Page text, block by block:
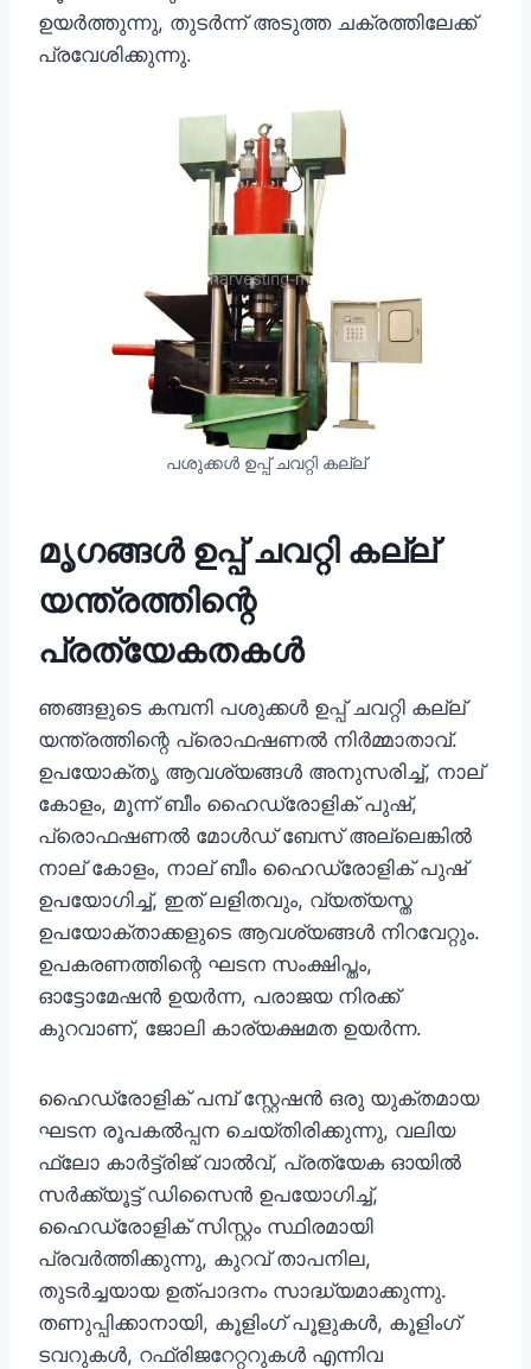
ഉയർത്തുന്നു, തുടർന്ന് അടുത്ത ചക്രത്തിലേക്ക്
പ്രവേശിക്കുന്നു.
പശുക്കൾ ഉപ്പ് ചവറ്റി കല്ല്
മൃഗങ്ങൾ ഉപ്പ് ചവറ്റി കല്ല്
യന്ത്രത്തിന്റെ
പ്രത്യേകതകൾ
ഞങ്ങളുടെ കമ്പനി പശുക്കൾ ഉപ്പ് ചവറ്റി കല്ല്
യന്ത്രത്തിന്റെ പ്രൊഫഷണൽ നിർമ്മാതാവ്.
ഉപയോക്തൃ ആവശ്യങ്ങൾ അനുസരിച്ച്, നാല്
കോളം, മൂന്ന് ബീം ഹൈഡ്രോളിക് പുഷ്,
പ്രൊഫഷണൽ മോൾഡ് ബേസ് അല്ലെങ്കിൽ
നാല് കോളം, നാല് ബീം ഹൈഡ്രോളിക് പുഷ്
ഉപയോഗിച്ച്, ഇത് ലളിതവും, വ്യത്യസ്ത
ഉപയോക്താക്കളുടെ ആവശ്യങ്ങൾ നിറവേറ്റും.
ഉപകരണത്തിന്റെ ഘടന സംക്ഷിപ്തം,
ഓട്ടോമേഷൻ ഉയർന്ന, പരാജയ നിരക്ക്
കുറവാണ്, ജോലി കാര്യക്ഷമത ഉയർന്ന.
ഹൈഡ്രോളിക് പമ്പ് സ്റ്റേഷൻ ഒരു യുക്തമായ
ഘടന രൂപകൽപ്പന ചെയ്തിരിക്കുന്നു, വലിയ
ഫ്ലോ കാർട്ട്രിജ് വാൽവ്, പ്രത്യേക ഓയിൽ
സർക്ക്യൂട്ട് ഡിസൈൻ ഉപയോഗിച്ച്,
ഹൈഡ്രോളിക് സിസ്റ്റം സ്ഥിരമായി
പ്രവർത്തിക്കുന്നു, കുറവ് താപനില,
തുടർച്ചയായ ഉത്പാദനം സാദ്ധ്യമാക്കുന്നു.
തണുപ്പിക്കാനായി, കൂളിംഗ് പൂളുകൾ, കൂളിംഗ്
ടവറുകൾ, റഫ്രിജറേറ്ററുകൾ എന്നിവ